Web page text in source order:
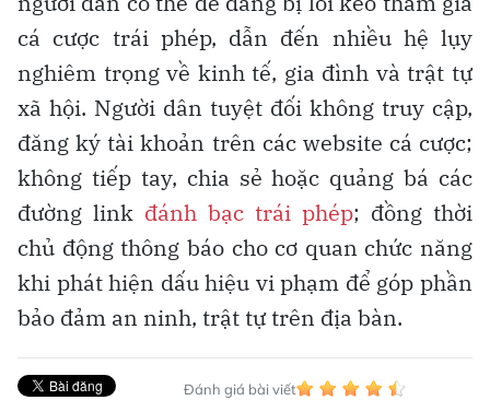
cá cược trái phép, dẫn đến nhiều hệ lụy
nghiêm trọng về kinh tế, gia đình và trật tự
xã hội. Người dân tuyệt đối không truy cập,
đăng ký tài khoản trên các website cá cược;
không tiếp tay, chia sẻ hoặc quảng bá các
đường link đánh bạc trái phép; đồng thời
chủ động thông báo cho cơ quan chức năng
khi phát hiện dấu hiệu vi phạm để góp phần
bảo đảm an ninh, trật tự trên địa bàn.
Đánh giá bài viết